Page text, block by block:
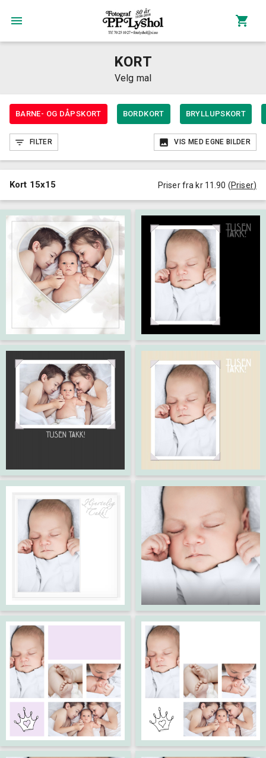
KORT
Velg mal
BARNE- OG DÅPSKORT BORDKORT BRYLLUPSKORT
FILTER VIS MED EGNE BILDER
Kort 15x15 Priser fra kr 11.90 (Priser)